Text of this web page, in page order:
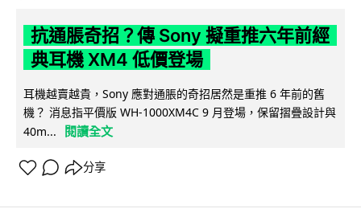
抗通脹奇招？傳 Sony 擬重推六年前經
典耳機 XM4 低價登場
耳機越賣越貴，Sony 應對通脹的奇招居然是重推 6 年前的舊
機？ 消息指平價版 WH-1000XM4C 9 月登場，保留摺疊設計與
40m...
閱讀全文
分享